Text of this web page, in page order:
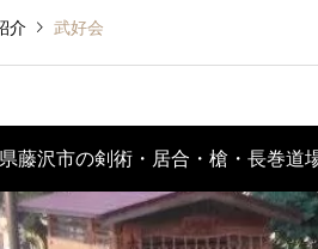
介 武好会
藤沢市の剣術・居合・槍・長巻道